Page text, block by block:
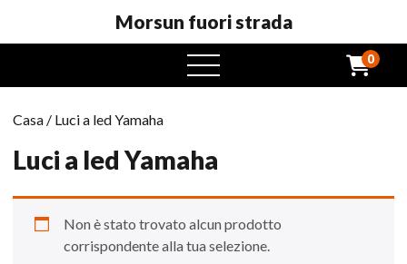
Morsun fuori strada
Menu
aperto
0
Casa / Luci a led Yamaha
Luci a led Yamaha
Non è stato trovato alcun prodotto
corrispondente alla tua selezione.